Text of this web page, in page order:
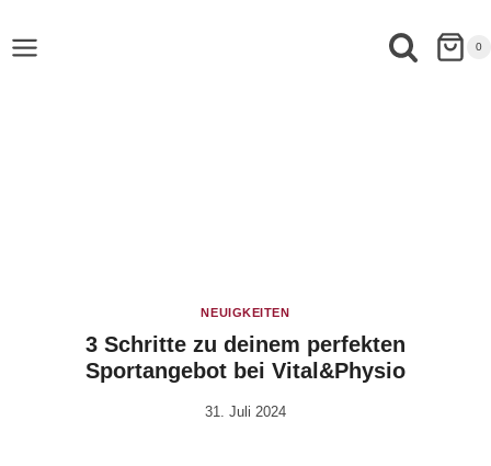
0
NEUIGKEITEN
3 Schritte zu deinem perfekten
Sportangebot bei Vital&Physio
Von
31. Juli 2024